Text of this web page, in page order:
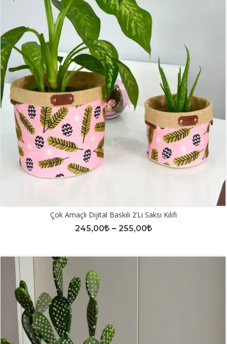
Çok Amaçlı Dijital Baskılı 2’li Saksı Kılıfı
245,00
– 255,00